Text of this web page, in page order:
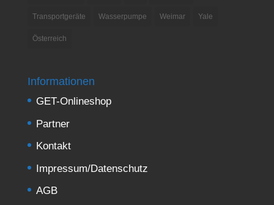
Transportgeräte Wasserpumpe Weimar Yale
Österreich
Informationen
GET-Onlineshop
Partner
Kontakt
Impressum/Datenschutz
AGB